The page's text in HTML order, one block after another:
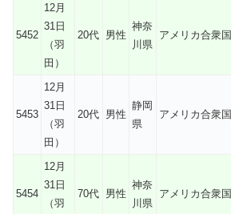
5452
12月
31日
（羽
田）
20代 男性
神奈
川県
アメリカ合衆国
5453
12月
31日
（羽
田）
20代 男性
静岡
県
アメリカ合衆国
5454
12月
31日
（羽
70代 男性
神奈
川県
アメリカ合衆国